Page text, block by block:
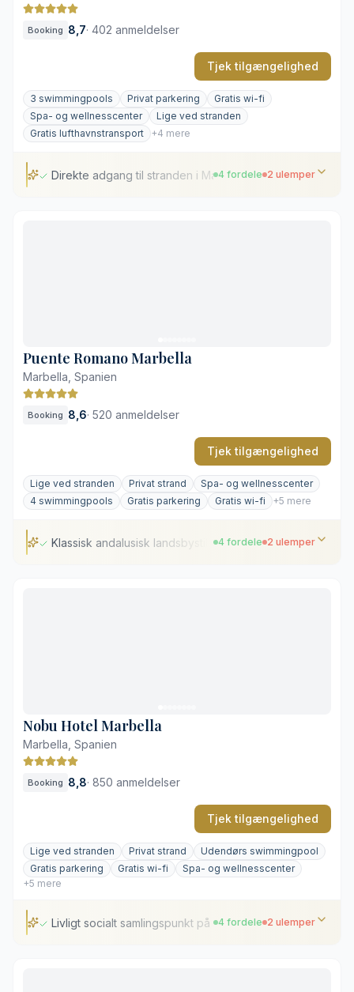
Booking 8,7· 402 anmeldelser
Tjek tilgængelighed
3 swimmingpools Privat parkering
Gratis wi-fi
Spa- og wellnesscenter
Lige ved stranden
Gratis lufthavnstransport
+4 mere
Direkte adgang til stranden i Marbella
4 fordele 2 ulemper
Puente Romano Marbella
Marbella, Spanien
Booking 8,6· 520 anmeldelser
Tjek tilgængelighed
Lige ved stranden Privat strand
Spa- og wellnesscenter
4 swimmingpools
Gratis parkering Gratis wi-fi +5 mere
Klassisk andalusisk landsbystil 4 fordele 2 ulemper
Nobu Hotel Marbella
Marbella, Spanien
Booking 8,8· 850 anmeldelser
Tjek tilgængelighed
Lige ved stranden Privat strand
Udendørs swimmingpool
Gratis parkering
Gratis wi-fi
Spa- og wellnesscenter
+5 mere
Livligt socialt samlingspunkt på Plazaen
4 fordele 2 ulemper